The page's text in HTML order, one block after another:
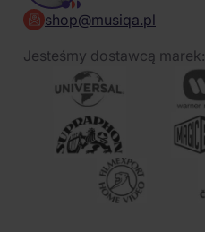
shop@musiqa.pl
Jesteśmy dostawcą marek: